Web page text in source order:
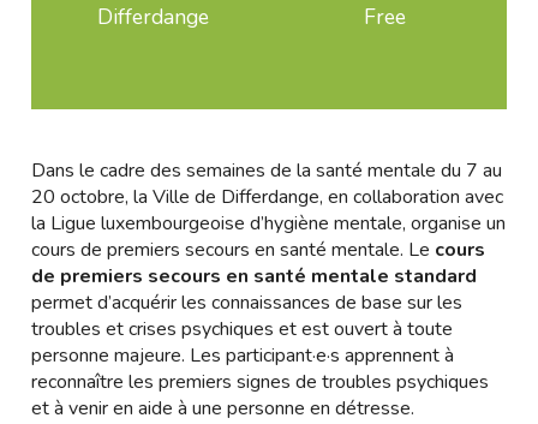
Differdange
Free
Dans le cadre des semaines de la santé mentale du 7 au
20 octobre, la Ville de Differdange, en collaboration avec
la Ligue luxembourgeoise d’hygiène mentale, organise un
cours de premiers secours en santé mentale. Le cours
de premiers secours en santé mentale standard
permet d’acquérir les connaissances de base sur les
troubles et crises psychiques et est ouvert à toute
personne majeure. Les participant·e·s apprennent à
reconnaître les premiers signes de troubles psychiques
et à venir en aide à une personne en détresse.